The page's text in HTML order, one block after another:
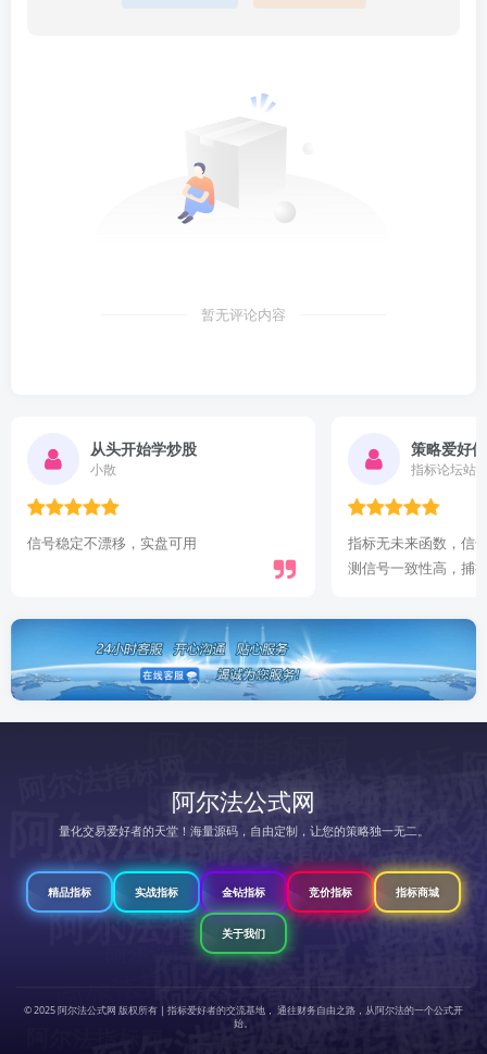
暂无评论内容
策略爱好俱乐部
指标论坛站长
指标无未来函数，信号固定不漂移，历史回
股海踏浪
技术博主
更新频率非常高，精
支持也很及时！
阿尔法指标网
阿尔
阿尔法
指标网
阿尔法指标网
阿尔法指标网
阿尔法
阿尔法指标网
阿尔法指标网
阿尔法指标网
阿尔
法指
阿尔法指标网
阿
阿
尔
法
指
标
阿尔法指标网
阿尔法指标网
阿
尔
法
指
标
网
阿尔法
阿尔法指标网
阿尔法指标网
阿尔法指标网
阿尔法指
标网
阿尔法指标网
阿尔法指标网
阿尔法指标网
阿
尔
阿
尔
法
指
标
阿
阿
尔
法
指
标
阿尔法指标网
阿尔法指标网
阿
尔
法
指
标
网
阿
尔
法
指
标
网
阿尔法指标网
阿
尔
法
标
阿尔法指标网
阿尔法指标网
阿
尔
法
指
标
网
阿尔法指标网 阿尔
法指
标网
阿尔法指标网
阿尔法指标网
阿尔法指标网
阿尔法公式网
量化交易爱好者的天堂！海量源码，自由定制，让您的策略独一无二。
精品指标 实战指标 金钻指标 竞价指标 指标商城
关于我们
© 2025 阿尔法公式网 版权所有 | 指标爱好者的交流基地， 通往财务自由之路，从阿尔法的一个公式开
始。